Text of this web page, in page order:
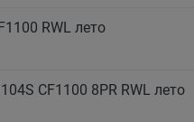
RWL лето
CF1100 8PR RWL лето